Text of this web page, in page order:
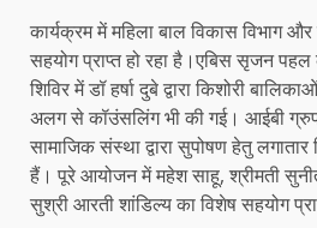
कार्यक्रम में महिला बाल विकास विभाग और
सहयोग प्राप्त हो रहा है।एबिस सृजन
शिविर में डॉ हर्षा दुबे द्वारा किशोरी
अलग से कॉउंसलिंग भी की गई। आईबी
सामाजिक संस्था द्वारा सुपोषण हेतु
हैं। पूरे आयोजन में महेश साहू, श्रीमती
सुश्री आरती शांडिल्य का विशेष सहयोग